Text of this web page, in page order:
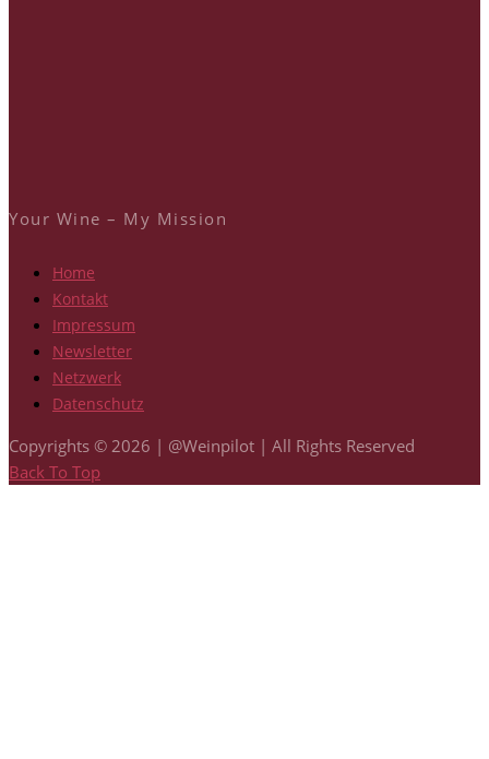
Your Wine – My Mission
Home
Kontakt
Impressum
Newsletter
Netzwerk
Datenschutz
Copyrights © 2026 | @Weinpilot | All Rights Reserved
Back To Top